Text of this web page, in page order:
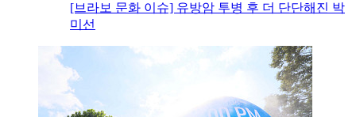
[브라보 문화 이슈] 유방암 투병 후 더 단단해진 박
미선